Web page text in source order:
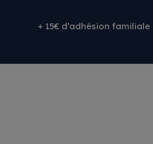
+ 15€ d’adhésion familiale